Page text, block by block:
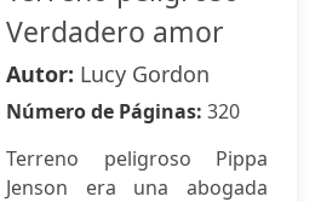
Verdadero amor
Autor: Lucy Gordon
Número de Páginas: 320
Terreno peligroso Pippa
Jenson era una abogada